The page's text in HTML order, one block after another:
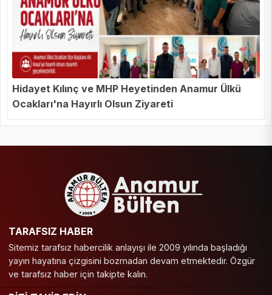
Hidayet Kılınç ve MHP Heyetinden Anamur Ülkü
Ocakları'na Hayırlı Olsun Ziyareti
TARAFSIZ HABER
Sitemiz tarafsız habercilik anlayışı ile 2009 yılında başladığı
yayın hayatına çizgisini bozmadan devam etmektedir. Özgür
ve tarafsız haber için takipte kalın.